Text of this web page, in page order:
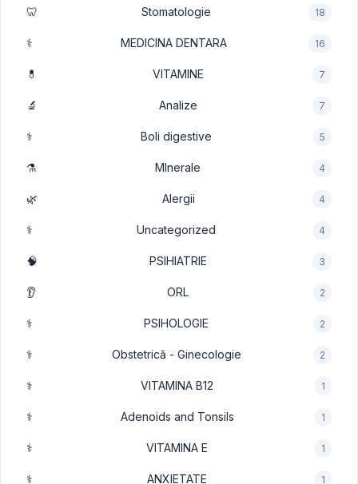
🦷 Stomatologie 18
⚕️ MEDICINA DENTARA 16
💊 VITAMINE 7
🔬 Analize 7
⚕️ Boli digestive 5
⚗️ MInerale 4
🌿 Alergii 4
⚕️ Uncategorized 4
🧠 PSIHIATRIE 3
👂 ORL 2
⚕️ PSIHOLOGIE 2
⚕️ Obstetrică - Ginecologie 2
⚕️ VITAMINA B12 1
⚕️ Adenoids and Tonsils 1
⚕️ VITAMINA E 1
⚕️ ANXIETATE 1